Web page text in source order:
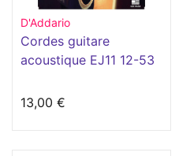
D'Addario
Cordes guitare
acoustique EJ11 12-53
13,00 €